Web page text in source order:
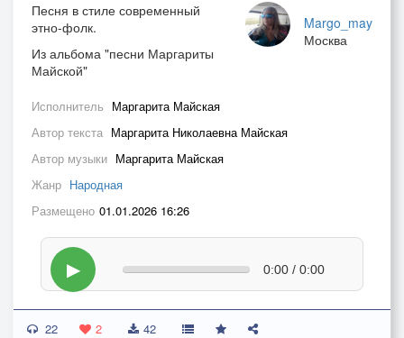
Margo_may
Москва
Песня в стиле современный
этно-фолк.
Из альбома "песни Маргариты
Майской"
Исполнитель Маргарита Майская
Автор текста Маргарита Николаевна Майская
Автор музыки Маргарита Майская
Жанр Народная
Размещено 01.01.2026 16:26
▶ 0:00 / 0:00
22 2 42